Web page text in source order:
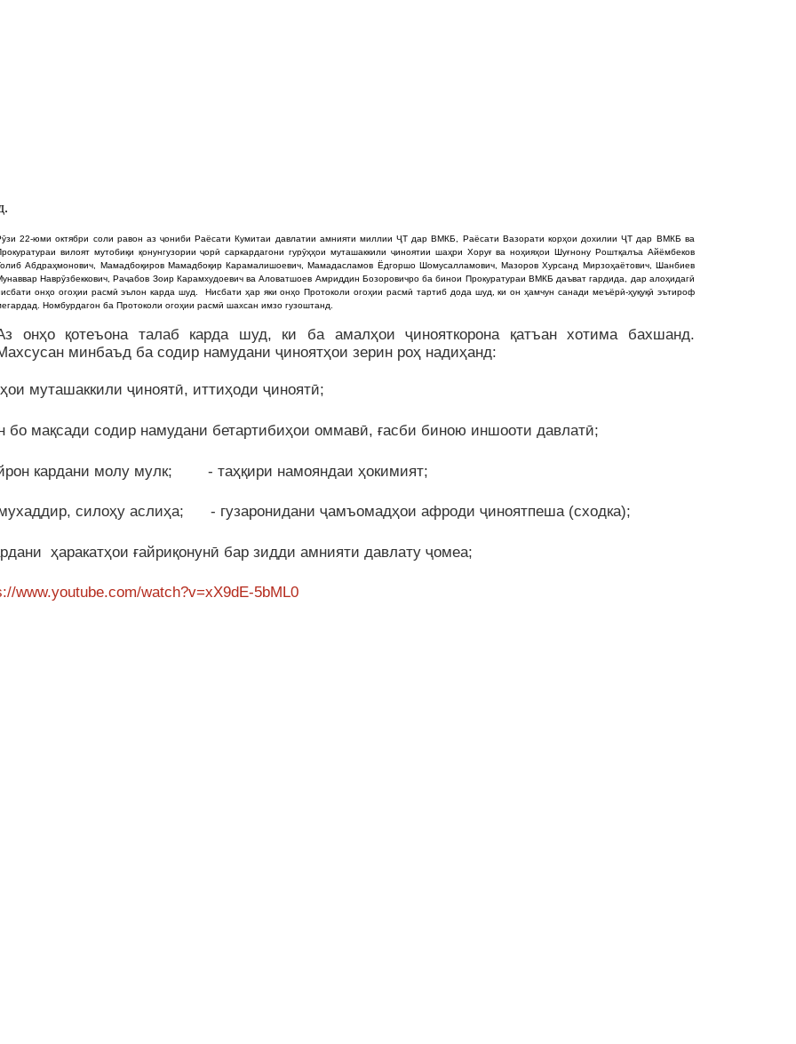
22-юми октябри соли равон аз ҷониби Раёсати Кумитаи давлатии амнияти миллии ҶТ дар ВМКБ, Раёсати Вазорати корҳои дохилии ҶТ дар ВМКБ ва
вилоят мутобиқи қонунгузории ҷорӣ саркардагони гурӯҳҳои муташаккили ҷиноятии шаҳри Хоруғ ва ноҳияҳои Шуғнону Роштқалъа Айёмбеков
Абдраҳмонович, Мамадбоқиров Мамадбоқир Карамалишоевич, Мамадасламов Ёдгоршо Шомусалламович, Мазоров Хурсанд Мирзоҳаётович, Шанбиев
Наврӯзбеккович, Раҷабов Зоир Карамхудоевич ва Аловатшоев Амриддин Бозоровичро ба бинои Прокуратураи ВМКБ даъват гардида, дар алоҳидагӣ
онҳо огоҳии расмӣ эълон карда шуд. Нисбати ҳар яки онҳо Протоколи огоҳии расмӣ тартиб дода шуд, ки он ҳамчун санади меъёрӣ-ҳуқуқӣ эътироф
Номбурдагон ба Протоколи огоҳии расмӣ шахсан имзо гузоштанд.
онҳо қотеъона талаб карда шуд, ки ба амалҳои ҷинояткорона қатъан хотима бахшанд.
минбаъд ба содир намудани ҷиноятҳои зерин роҳ надиҳанд:
муташаккили ҷиноятӣ, иттиҳоди ҷиноятӣ;
бо мақсади содир намудани бетартибиҳои оммавӣ, ғасби биною иншооти давлатӣ;
кардани молу мулк; - таҳқири намояндаи ҳокимият;
силоҳу аслиҳа; - гузаронидани ҷамъомадҳои афроди ҷиноятпеша (сходка);
ҳаракатҳои ғайриқонунӣ бар зидди амнияти давлату ҷомеа;
www.youtube.com/watch?v=xX9dE-5bML0